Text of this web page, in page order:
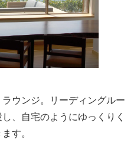
ウンジ。リーディングルー
、自宅のようにゆっくりく
す。